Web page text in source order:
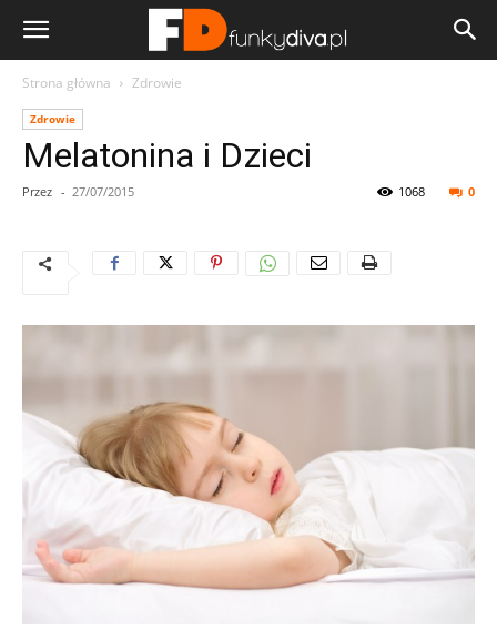
Strona główna Zdrowie
Zdrowie
Melatonina i Dzieci
Przez - 27/07/2015 0
1068